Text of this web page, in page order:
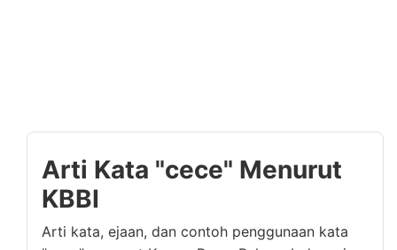
Arti Kata "cece" Menurut
KBBI
Arti kata, ejaan, dan contoh penggunaan kata